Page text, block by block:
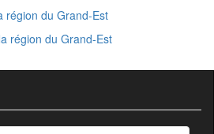
région du Grand-Est
région du Grand-Est